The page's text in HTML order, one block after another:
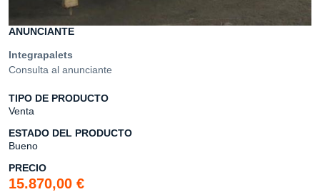
ANUNCIANTE
Integrapalets
Consulta al anunciante
TIPO DE PRODUCTO
Venta
ESTADO DEL PRODUCTO
Bueno
PRECIO
15.870,00 €